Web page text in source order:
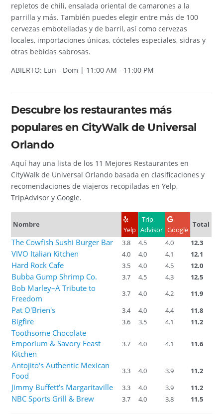
repletos de chili, ensalada oriental de camarones a la
parrilla y más. También puedes elegir entre más de 100
cervezas embotelladas y de barril, así como cervezas
locales, importaciones únicas, cócteles especiales, sidras y
otras bebidas sabrosas.
ABIERTO: Lun - Dom | 11:00 AM - 11:00 PM
Descubre los restaurantes más
populares en CityWalk de Universal
Orlando
Aquí hay una lista de los 11 Mejores Restaurantes en
CityWalk de Universal Orlando basada en clasificaciones y
recomendaciones de viajeros recopiladas en Yelp,
TripAdvisor y Google.
Nombre
Yelp
Trip
Advisor Google
Total
The Cowfish Sushi Burger Bar 3.8 4.5 4.0 12.3
VIVO Italian Kitchen 4.0 4.0 4.1 12.1
Hard Rock Cafe 3.5 4.0 4.5 12.0
Bubba Gump Shrimp Co. 3.7 4.5 4.3 12.5
Bob Marley–A Tribute to
Freedom
3.7 4.0 4.2 11.9
Pat O'Brien's 3.4 4.0 4.4 11.8
Bigfire 3.6 3.5 4.1 11.2
Toothsome Chocolate
Emporium & Savory Feast
Kitchen
3.7 4.0 4.1 11.6
Antojito's Authentic Mexican
Food
3.3 4.0 3.9 11.2
Jimmy Buffett’s Margaritaville 3.3 4.0 3.9 11.2
NBC Sports Grill & Brew 3.7 4.0 3.8 11.5